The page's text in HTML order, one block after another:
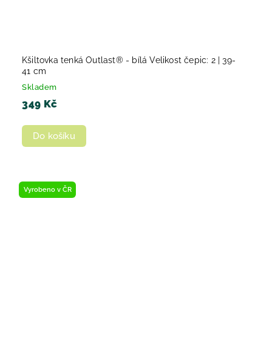
Kšiltovka tenká Outlast® - bílá Velikost čepic: 2 | 39-
41 cm
Skladem
349 Kč
Do košíku
Vyrobeno v ČR